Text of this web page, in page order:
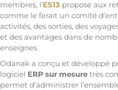
membres, l’ES13 propose aux
comme le ferait un comité
activités, des sorties, des
et des avantages dans de
enseignes.
Odanak a conçu et développé
logiciel ERP sur mesure très
permet d’administrer